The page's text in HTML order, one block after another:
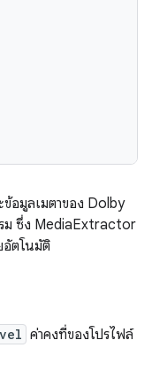
อมูลเมตาของ Dolby
ม ซึ่ง MediaExtractor
อัตโนมัติ
ค่าคงที่ของโปรไฟล์